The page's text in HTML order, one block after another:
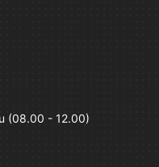
(08.00 - 12.00)